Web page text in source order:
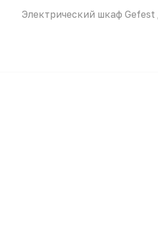
Электрический шкаф